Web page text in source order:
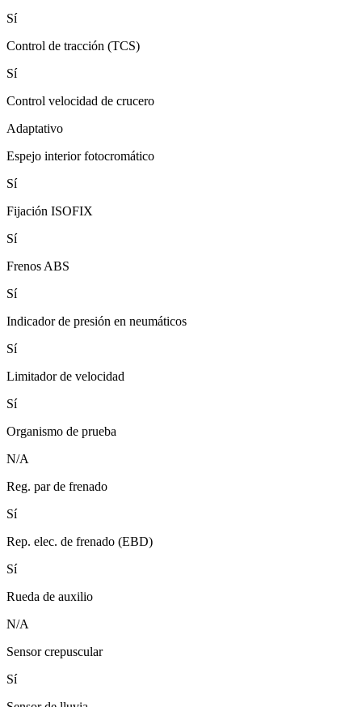
Sí
Control de tracción (TCS)
Sí
Control velocidad de crucero
Adaptativo
Espejo interior fotocromático
Sí
Fijación ISOFIX
Sí
Frenos ABS
Sí
Indicador de presión en neumáticos
Sí
Limitador de velocidad
Sí
Organismo de prueba
N/A
Reg. par de frenado
Sí
Rep. elec. de frenado (EBD)
Sí
Rueda de auxilio
N/A
Sensor crepuscular
Sí